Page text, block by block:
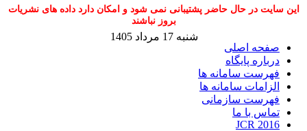
این سایت در حال حاضر پشتیبانی نمی شود و امکان دارد داده های نشریات
بروز نباشند
صفحه اصلی
درباره پایگاه
فهرست سامانه ها
الزامات سامانه ها
فهرست سازمانی
تماس با ما
JCR 2016
شنبه 17 مرداد 1405